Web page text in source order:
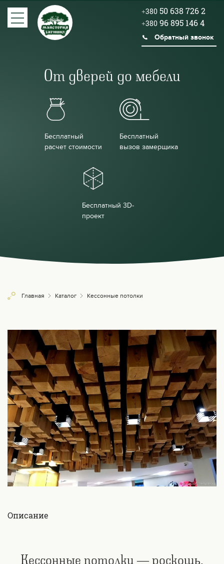
+380 50 638 726 2
+380 96 895 146 4
Обратный звонок
От дверей до мебели
Бесплатный
расчет стоимости
Бесплатный
вызов замерщика
Бесплатный 3D-
проект
Главная Каталог Кессонные потолки
Описание
Кессонные потолки — роскошь,